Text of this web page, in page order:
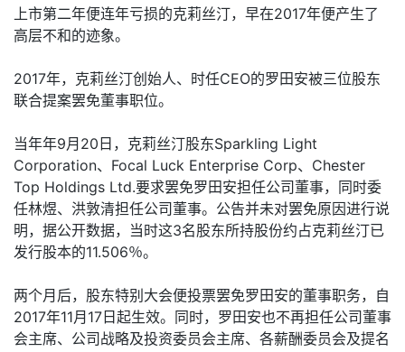
上市第二年便连年亏损的克莉丝汀，早在2017年便产生了
高层不和的迹象。
2017年，克莉丝汀创始人、时任CEO的罗田安被三位股东
联合提案罢免董事职位。
当年年9月20日，克莉丝汀股东Sparkling Light
Corporation、Focal Luck Enterprise Corp、Chester
Top Holdings Ltd.要求罢免罗田安担任公司董事，同时委
任林煜、洪敦清担任公司董事。公告并未对罢免原因进行说
明，据公开数据，当时这3名股东所持股份约占克莉丝汀已
发行股本的11.506％。
两个月后，股东特别大会便投票罢免罗田安的董事职务，自
2017年11月17日起生效。同时，罗田安也不再担任公司董事
会主席、公司战略及投资委员会主席、各薪酬委员会及提名